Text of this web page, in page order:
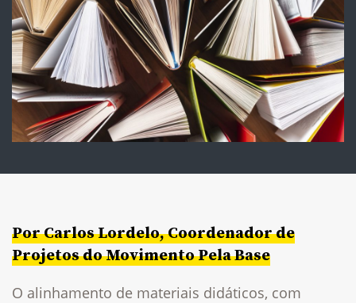
Por Carlos Lordelo, Coordenador de
Projetos do Movimento Pela Base
O alinhamento de materiais didáticos, com